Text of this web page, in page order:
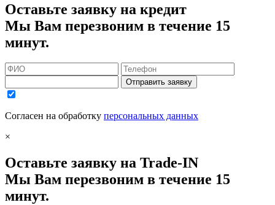
Оставьте заявку на кредит
Мы Вам перезвоним в течение 15
минут.
Отправить заявку
Согласен на обработку персональных данных
×
Оставьте заявку на Trade-IN
Мы Вам перезвоним в течение 15
минут.